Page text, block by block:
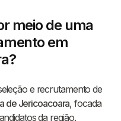
meio de uma
em
e recrutamento de
de Jericoacoara, focada
da região.